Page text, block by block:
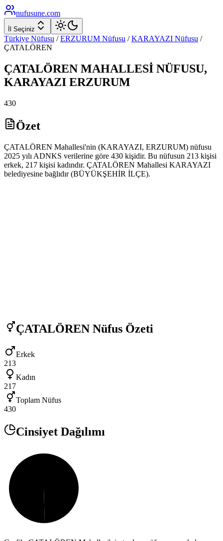
nufusune.com
İl Seçiniz
Türkiye Nüfusu / ERZURUM Nüfusu / KARAYAZI Nüfusu /
ÇATALÖREN
ÇATALÖREN MAHALLESİ NÜFUSU,
KARAYAZI ERZURUM
430
Özet
ÇATALÖREN Mahallesi'nin (KARAYAZI, ERZURUM) nüfusu
2025 yılı ADNKS verilerine göre 430 kişidir. Bu nüfusun 213 kişisi
erkek, 217 kişisi kadındır. ÇATALÖREN Mahallesi KARAYAZI
belediyesine bağlıdır (BÜYÜKŞEHİR İLÇE).
ÇATALÖREN Nüfus Özeti
Erkek
213
Kadın
217
Toplam Nüfus
430
Cinsiyet Dağılımı